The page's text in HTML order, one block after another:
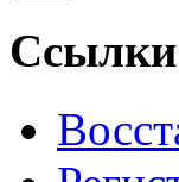
Ссылки